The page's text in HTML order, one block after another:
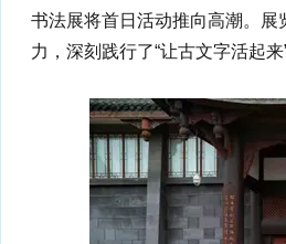
书法展将首日活动推向高潮。
力，深刻践行了“让古文字活起来